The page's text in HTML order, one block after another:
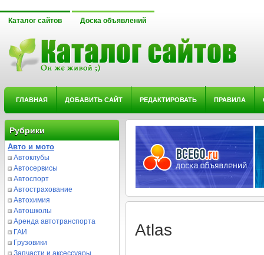
Каталог сайтов Доска объявлений
ГЛАВНАЯ ДОБАВИТЬ САЙТ РЕДАКТИРОВАТЬ ПРАВИЛА
Рубрики
Авто и мото
Автоклубы
Автосервисы
Автоспорт
Автострахование
Автохимия
Автошколы
Аренда автотранспорта
ГАИ
Грузовики
Запчасти и аксессуары
Atlas